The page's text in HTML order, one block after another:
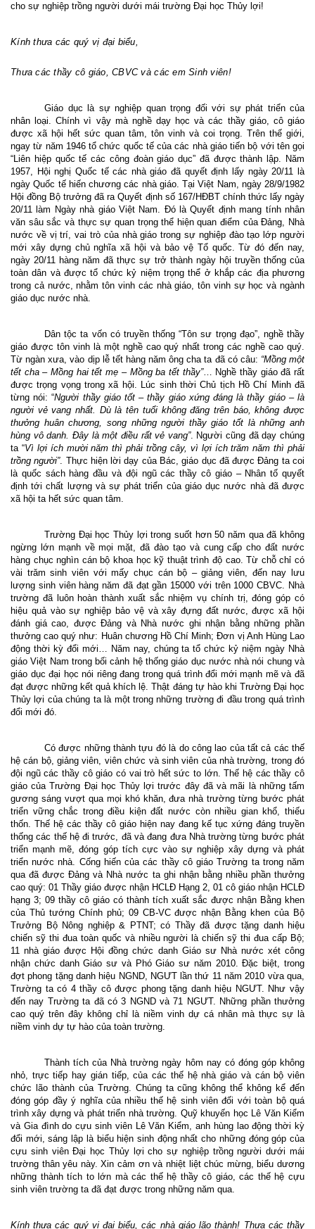
cho sự nghiệp trồng người dưới mái trường Đại học Thủy lợi!
Kính thưa các quý vị đại biểu,
Thưa các thầy cô giáo, CBVC và các em Sinh viên!
Giáo dục là sự nghiệp quan trọng đối với sự phát triển của
nhân loại. Chính vì vậy mà nghề dạy học và các thầy giáo, cô giáo
được xã hội hết sức quan tâm, tôn vinh và coi trọng. Trên thế giới,
ngay từ năm 1946 tổ chức quốc tế của các nhà giáo tiến bộ với tên gọi
“Liên hiệp quốc tế các công đoàn giáo dục” đã được thành lập. Năm
1957, Hội nghị Quốc tế các nhà giáo đã quyết định lấy ngày 20/11 là
ngày Quốc tế hiến chương các nhà giáo. Tại Việt Nam, ngày 28/9/1982
Hội đồng Bộ trưởng đã ra Quyết định số 167/HĐBT chính thức lấy ngày
20/11 làm Ngày nhà giáo Việt Nam. Đó là Quyết định mang tính nhân
văn sâu sắc và thực sự quan trọng thể hiện quan điểm của Đảng, Nhà
nước về vị trí, vai trò của nhà giáo trong sự nghiệp đào tạo lớp người
mới xây dựng chủ nghĩa xã hội và bảo vệ Tổ quốc. Từ đó đến nay,
ngày 20/11 hàng năm đã thực sự trở thành ngày hội truyền thống của
toàn dân và được tổ chức kỷ niệm trọng thể ở khắp các địa phương
trong cả nước, nhằm tôn vinh các nhà giáo, tôn vinh sự học và ngành
giáo dục nước nhà.
Dân tộc ta vốn có truyền thống “Tôn sư trọng đạo”, nghề thầy
giáo được tôn vinh là một nghề cao quý nhất trong các nghề cao quý.
Từ ngàn xưa, vào dịp lễ tết hàng năm ông cha ta đã có câu: “Mồng một
tết cha – Mồng hai tết mẹ – Mồng ba tết thầy”… Nghề thầy giáo đã rất
được trọng vọng trong xã hội. Lúc sinh thời Chủ tịch Hồ Chí Minh đã
từng nói: “Người thầy giáo tốt– thầy giáo xứng đáng là thầy giáo – là
người vẻ vang nhất. Dù là tên tuổi không đăng trên báo, không được
thưởng huân chương, song những người thầy giáo tốt là những anh
hùng vô danh. Đây là một điều rất vẻ vang”. Người cũng đã dạy chúng
ta “Vì lợi ích mười năm thì phải trồng cây, vì lợi ích trăm năm thì phải
trồng người”. Thực hiện lời dạy của Bác, giáo dục đã được Đảng ta coi
là quốc sách hàng đầu và đội ngũ các thầy cô giáo – Nhân tố quyết
định tới chất lượng và sự phát triển của giáo dục nước nhà đã được
xã hội ta hết sức quan tâm.
Trường Đại học Thủy lợi trong suốt hơn 50 năm qua đã không
ngừng lớn mạnh về mọi mặt, đã đào tạo và cung cấp cho đất nước
hàng chục nghìn cán bộ khoa học kỹ thuật trình độ cao. Từ chỗ chỉ có
vài trăm sinh viên với mấy chục cán bộ – giảng viên, đến nay lưu
lượng sinh viên hàng năm đã đạt gần 15000 với trên 1000 CBVC. Nhà
trường đã luôn hoàn thành xuất sắc nhiệm vụ chính trị, đóng góp có
hiệu quả vào sự nghiệp bảo vệ và xây đựng đất nước, được xã hội
đánh giá cao, được Đảng và Nhà nước ghi nhận bằng những phần
thưởng cao quý như: Huân chương Hồ Chí Minh; Đơn vị Anh Hùng Lao
động thời kỳ đổi mới… Năm nay, chúng ta tổ chức kỷ niệm ngày Nhà
giáo Việt Nam trong bối cảnh hệ thống giáo dục nước nhà nói chung và
giáo dục đại học nói riêng đang trong quá trình đổi mới mạnh mẽvà đã
đạt được những kết quả khích lệ. Thật đáng tự hào khi Trường Đại học
Thủy lợi của chúng ta là một trong những trường đi đầu trong quá trình
đổi mới đó.
Có được những thành tựu đó là do công lao của tất cả các thế
hệ cán bộ, giảng viên, viên chức và sinh viên của nhà trường, trong đó
đội ngũ các thầy cô giáo có vai trò hết sức to lớn. Thế hệ các thầy cô
giáo của Trường Đại học Thủy lợi trước đây đã và mãi là những tấm
gương sáng vượt qua mọi khó khăn, đưa nhà trường từng bước phát
triển vững chắc trong điều kiện đất nước còn nhiều gian khổ, thiếu
thốn. Thế hệ các thầy cô giáo hiện nay đang kế tục xứng đáng truyền
thống các thế hệ đi trước, đã và đang đưa Nhà trường từng bước phát
triển mạnh mẽ, đóng góp tích cực vào sự nghiệp xây dựng và phát
triển nước nhà. Cống hiến của các thầy cô giáo Trường ta trong năm
qua đã được Đảng và Nhà nước ta ghi nhận bằng nhiều phần thưởng
cao quý: 01 Thầy giáo được nhận HCLĐ Hạng 2, 01 cô giáo nhận HCLĐ
hạng 3; 09 thầy cô giáo có thành tích xuất sắc được nhận Bằng khen
của Thủ tướng Chính phủ; 09 CB-VC đượcnhận Bằng khencủa Bộ
Trưởng Bộ Nông nghiệp & PTNT; có Thầy đã được tặng danh hiệu
chiến sỹ thi đua toàn quốc và nhiều người là chiến sỹ thi đua cấp Bộ;
11 nhà giáo được Hội đồng chức danh Giáo sư Nhà nước xét công
nhận chức danh Giáo sư và Phó Giáo sư năm 2010. Đặc biệt, trong
đợt phong tặng danh hiệu NGND, NGƯT lần thứ 11 năm 2010 vừa qua,
Trường ta có 4 thầy cô được phong tặng danh hiệu NGƯT. Như vậy
đến nay Trường ta đã có 3 NGND và 71 NGƯT. Những phần thưởng
cao quý trên đây không chỉ là niềm vinh dự cá nhân mà thực sự là
niềm vinh dự tự hào của toàn trường.
Thành tích của Nhà trường ngày hôm nay có đóng góp không
nhỏ, trực tiếp hay gián tiếp, của các thế hệ nhà giáo và cán bộ viên
chức lão thành của Trường. Chúng ta cũng không thể không kể đến
đóng góp đầy ý nghĩa của nhiều thế hệ sinh viên đối với toàn bộ quá
trình xây dựng và phát triển nhà trường. Quỹ khuyến học Lê Văn Kiểm
và Gia đình do cựu sinh viên Lê Văn Kiểm, anh hùng lao động thời kỳ
đổi mới, sáng lập là biểu hiện sinh động nhất cho những đóng góp của
cựu sinh viên Đại học Thủy lợi cho sự nghiệp trồng người dưới mái
trường thân yêu này. Xin cảm ơn và nhiệt liệt chúc mừng, biểu dương
những thành tích to lớn mà các thế hệ thầy cô giáo, các thế hệ cựu
sinh viên trường ta đã đạt được trong những năm qua.
Kính thưa các quý vị đại biểu, các nhà giáo lão thành! Thưa các thầy